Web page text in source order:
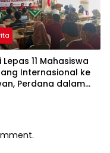
Lepas 11 Mahasiswa
Internasional ke
Perdana dalam